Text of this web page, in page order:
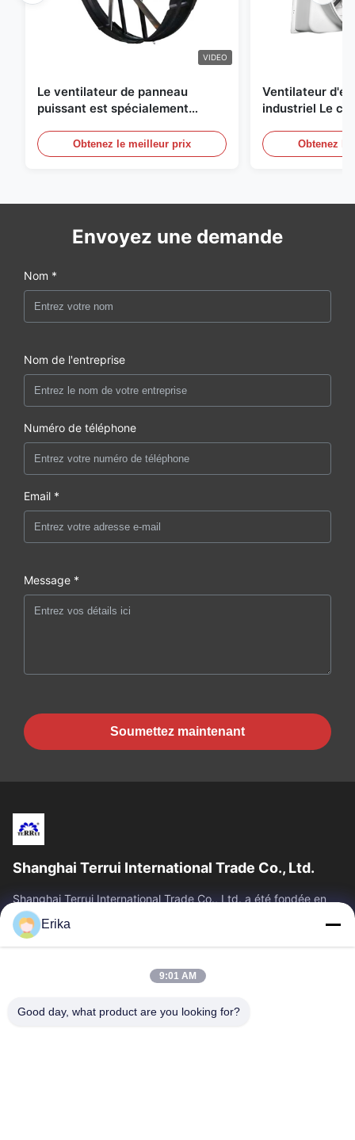
VIDEO
Le ventilateur de panneau
puissant est spécialement
diamètre de lame de 1830 mm et
un volume d'air de 120000 m3/h
Obtenez le meilleur prix
Ventilateur
industriel Le
et de Obtenez
Envoyez une demande
Nom *
Nom de l'entreprise
Numéro de téléphone
Email *
Message *
Soumettez maintenant
Shanghai Terrui International Trade Co., Ltd.
Shanghai Terrui International Trade Co., Ltd. a été fondée en
2002, spécialisée dans le développement, la fabrication et la
vente d'équipements...
Liens Rapides
Produits
À Propos De Nous
Contrôle De Qualité
Erika
9:01 AM
Good day, what product are you looking for?